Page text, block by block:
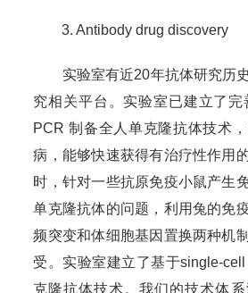
3. Antibody drug discovery
实验室有近20年抗体研究历
究相关平台。实验室已建立了完
PCR 制备全人单克隆抗体技术
病，能够快速获得有治疗性作用
时，针对一些抗原免疫小鼠产生
单克隆抗体的问题，利用兔的免
频突变和体细胞基因置换两种机
受。实验室建立了基于single-
克隆抗体技术。我们的技术体